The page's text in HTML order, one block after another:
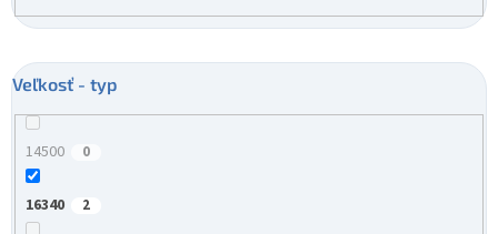
Veľkosť - typ
14500 0
16340 2